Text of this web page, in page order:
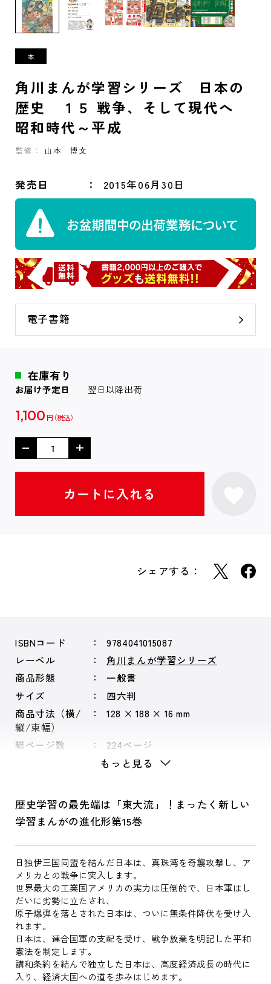
角川まんが学習シリーズ 日本の
歴史 １５ 戦争、そして現代へ
昭和時代～平成
監修： 山本 博文
発売日 2015年06月30日
電子書籍
在庫有り
お届け予定日 翌日以降出荷
1,100 円
シェアする：
ISBNコード
9784041015087
レーベル
角川まんが学習シリーズ
商品形態
一般書
サイズ
四六判
商品寸法（横/
縦/束幅）
128 × 188 × 16 mm
総ページ数 224ページ
もっと見る
歴史学習の最先端は「東大流」！まったく新しい
学習まんがの進化形第15巻
日独伊三国同盟を結んだ日本は、真珠湾を奇襲攻撃し、ア
メリカとの戦争に突入します。
世界最大の工業国アメリカの実力は圧倒的で、日本軍はし
だいに劣勢に立たされ、
原子爆弾を落とされた日本は、ついに無条件降伏を受け入
れます。
日本は、連合国軍の支配を受け、戦争放棄を明記した平和
憲法を制定します。
講和条約を結んで独立した日本は、高度経済成長の時代に
入り、経済大国への道を歩みはじめます。